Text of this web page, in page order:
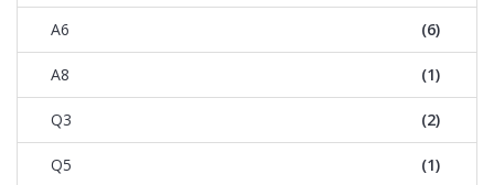
A6 (6)
A8 (1)
Q3 (2)
Q5 (1)